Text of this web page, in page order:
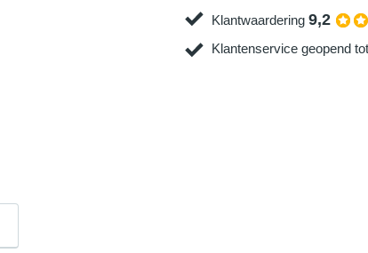
Klantwaardering 9,2
Klantenservice geopend